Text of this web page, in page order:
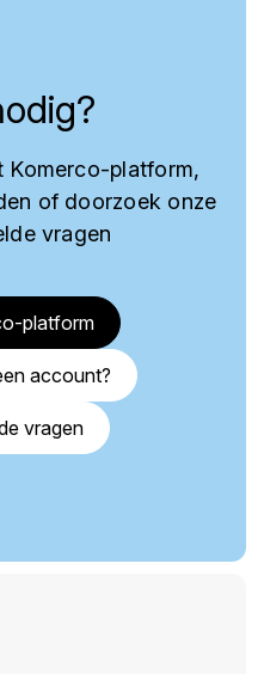
Komerco-platform,
of doorzoek onze
vragen
platform
account?
vragen